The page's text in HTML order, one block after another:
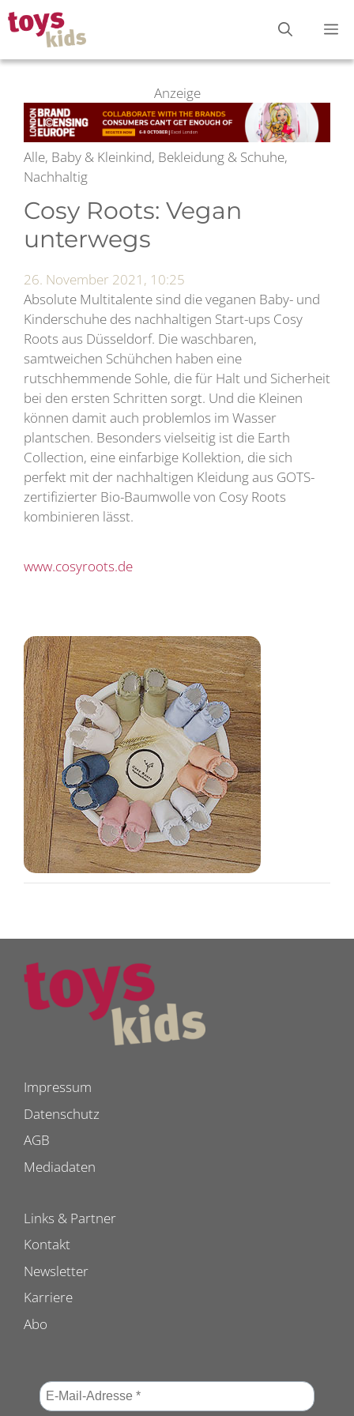
Zum
Inhalt
springen
Anzeige
Alle, Baby & Kleinkind, Bekleidung & Schuhe,
Nachhaltig
Cosy Roots: Vegan
unterwegs
26. November 2021, 10:25
Absolute Multitalente sind die veganen Baby- und
Kinderschuhe des nachhaltigen Start-ups Cosy
Roots aus Düsseldorf. Die waschbaren,
samtweichen Schühchen haben eine
rutschhemmende Sohle, die für Halt und Sicherheit
bei den ersten Schritten sorgt. Und die Kleinen
können damit auch problemlos im Wasser
plantschen. Besonders vielseitig ist die Earth
Collection, eine einfarbige Kollektion, die sich
perfekt mit der nachhaltigen Kleidung aus GOTS-
zertifizierter Bio-Baumwolle von Cosy Roots
kombinieren lässt.
www.cosyroots.de
Impressum
Datenschutz
AGB
Mediadaten
Links & Partner
Kontakt
Newsletter
Karriere
Abo